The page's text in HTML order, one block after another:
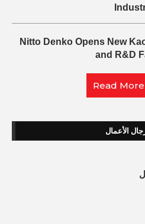
Nitto Denko Opens New
and R&D
Read
الأعمال